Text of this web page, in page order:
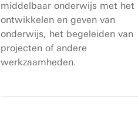
middelbaar onderwijs met het
ontwikkelen en geven van
onderwijs, het begeleiden van
projecten of andere
werkzaamheden.